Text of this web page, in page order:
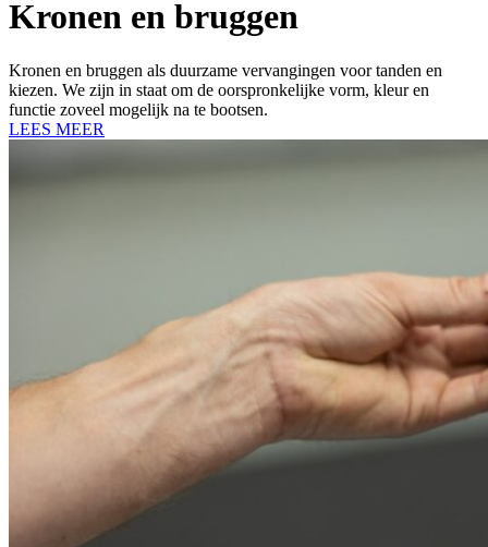
Kronen en bruggen
Kronen en bruggen als duurzame vervangingen voor tanden en
kiezen. We zijn in staat om de oorspronkelijke vorm, kleur en
functie zoveel mogelijk na te bootsen.
LEES MEER